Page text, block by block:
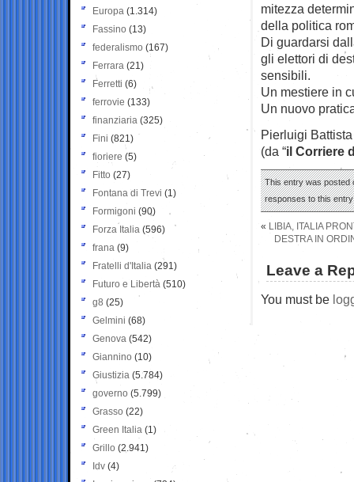
mitezza
della politica
Di guardarsi
gli elettori di
sensibili.
Un mestiere in
Un nuovo
Pierluigi Battista
(da “il Corriere
This entry was posted
responses to this
« LIBIA, ITALIA
DESTRA IN
Leave a
You must be
Europa (1.314)
Fassino (13)
federalismo (167)
Ferrara (21)
Ferretti (6)
ferrovie (133)
finanziaria (325)
Fini (821)
fioriere (5)
Fitto (27)
Fontana di Trevi (1)
Formigoni (90)
Forza Italia (596)
frana (9)
Fratelli d'Italia (291)
Futuro e Libertà (510)
g8 (25)
Gelmini (68)
Genova (542)
Giannino (10)
Giustizia (5.784)
governo (5.799)
Grasso (22)
Green Italia (1)
Grillo (2.941)
Idv (4)